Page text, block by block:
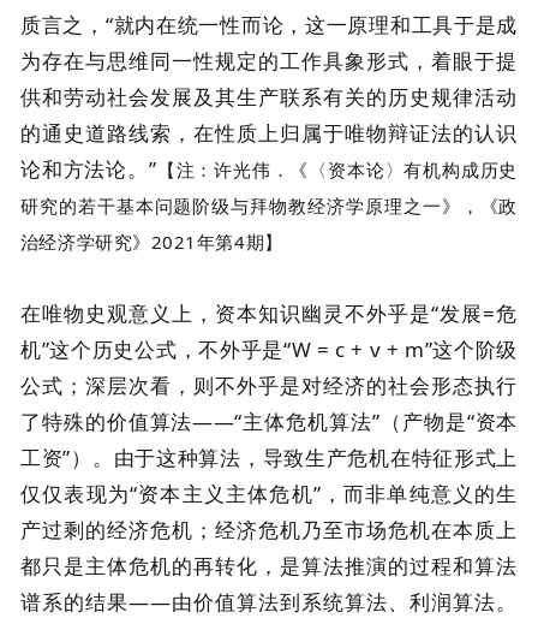
质言之，“就内在统一性而论，这一原理和工具于是成
为存在与思维同一性规定的工作具象形式，着眼于提
供和劳动社会发展及其生产联系有关的历史规律活动
的通史道路线索，在性质上归属于唯物辩证法的认识
论和方法论。” 【注：许光伟．《〈资本论〉有机构成历史
研究的若干基本问题阶级与拜物教经济学原理之一》，《政
治经济学研究》2021年第4期】
在唯物史观意义上，资本知识幽灵不外乎是“发展=危
机”这个历史公式，不外乎是“W = c + v + m”这个阶级
公式；深层次看，则不外乎是对经济的社会形态执行
了特殊的价值算法——“主体危机算法”（产物是“资本
工资”）。由于这种算法，导致生产危机在特征形式上
仅仅表现为“资本主义主体危机”，而非单纯意义的生
产过剩的经济危机；经济危机乃至市场危机在本质上
都只是主体危机的再转化，是算法推演的过程和算法
谱系的结果——由价值算法到系统算法、利润算法。